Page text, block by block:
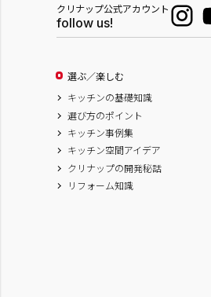
クリナップ公式アカウント
follow us!
選ぶ／楽しむ
キッチンの基礎知識
選び方のポイント
キッチン事例集
キッチン空間アイデア
クリナップの開発秘話
リフォーム知識